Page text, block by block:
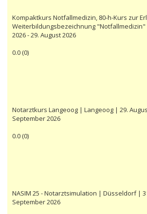
Kompaktkurs Notfallmedizin, 80-h-Kurs zur
Weiterbildungsbezeichnung
2026 - 29. August 2026
0.0(0)
Notarztkurs Langeoog | Langeoog | 29.
September 2026
0.0(0)
NASIM 25 - Notarztsimulation | Düsseldorf |
September 2026